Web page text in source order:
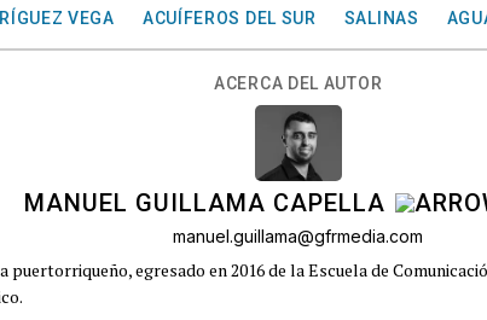
VEGA ACUÍFEROS DEL SUR SALINAS
ACERCA DEL AUTOR
MANUEL GUILLAMA CAPELLA
manuel.guillama@gfrmedia.com
puertorriqueño, egresado en 2016 de la Escuela de